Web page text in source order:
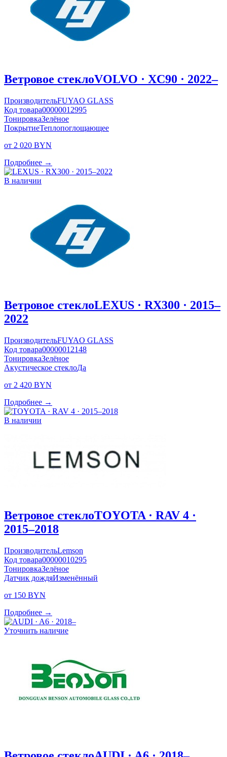
Ветровое стеклоVOLVO · XC90 · 2022–
ПроизводительFUYAO GLASS
Код товара00000012995
ТонировкаЗелёное
ПокрытиеТеплопоглощающее
от 2 020 BYN
Подробнее →
В наличии
Ветровое стеклоLEXUS · RX300 · 2015–
2022
ПроизводительFUYAO GLASS
Код товара00000012148
ТонировкаЗелёное
Акустическое стеклоДа
от 2 420 BYN
Подробнее →
В наличии
Ветровое стеклоTOYOTA · RAV 4 ·
2015–2018
ПроизводительLemson
Код товара00000010295
ТонировкаЗелёное
Датчик дождяИзменённый
от 150 BYN
Подробнее →
Уточнить наличие